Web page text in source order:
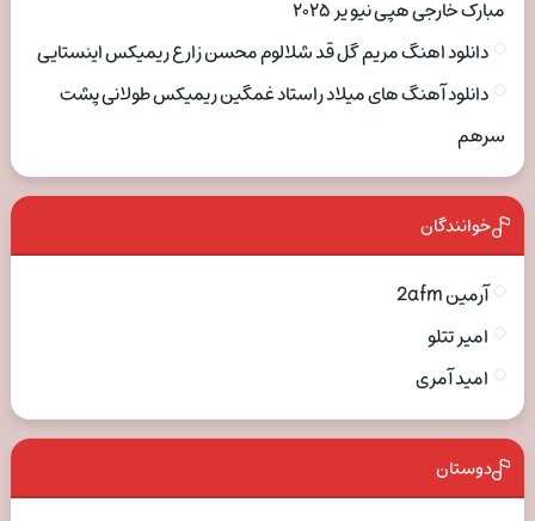
مبارک خارجی هپی نیو یر ۲۰۲۵
دانلود اهنگ مریم گل قد شلالوم محسن زارع ریمیکس اینستایی
دانلود آهنگ های میلاد راستاد غمگین ریمیکس طولانی پشت
سرهم
خوانندگان
آرمین 2afm
امیر تتلو
امید آمری
دوستان